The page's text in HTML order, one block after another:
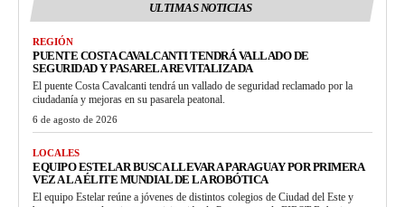
ULTIMAS NOTICIAS
REGIÓN
PUENTE COSTA CAVALCANTI TENDRÁ VALLADO DE
SEGURIDAD Y PASARELA REVITALIZADA
El puente Costa Cavalcanti tendrá un vallado de seguridad reclamado por la
ciudadanía y mejoras en su pasarela peatonal.
6 de agosto de 2026
LOCALES
EQUIPO ESTELAR BUSCA LLEVAR A PARAGUAY POR PRIMERA
VEZ A LA ÉLITE MUNDIAL DE LA ROBÓTICA
El equipo Estelar reúne a jóvenes de distintos colegios de Ciudad del Este y